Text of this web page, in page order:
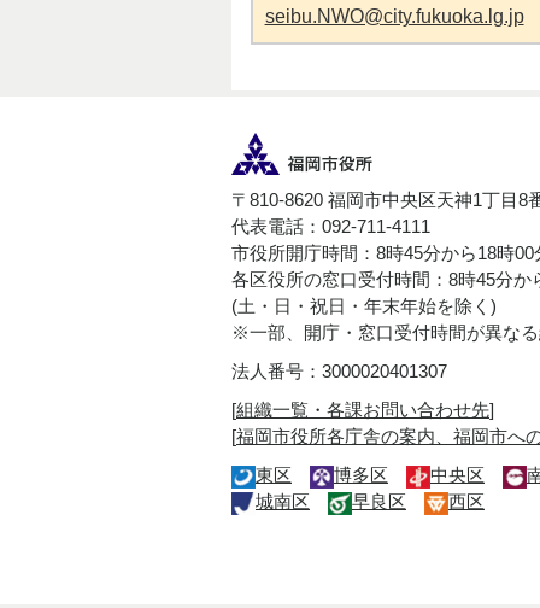
seibu.NWO@city.fukuoka.lg.jp
〒810-8620 福岡市中央区天神1丁目8
代表電話：092-711-4111
市役所開庁時間：8時45分から18時00
各区役所の窓口受付時間：8時45分か
(土・日・祝日・年末年始を除く)
※一部、開庁・窓口受付時間が異な
法人番号：3000020401307
[組織一覧・各課お問い合わせ先]
[福岡市役所各庁舎の案内、福岡市へ
東区
博多区 中央区
城南区
早良区 西区